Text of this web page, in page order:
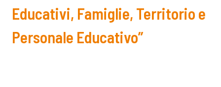
Educativi, Famiglie, Territorio e
Personale Educativo”